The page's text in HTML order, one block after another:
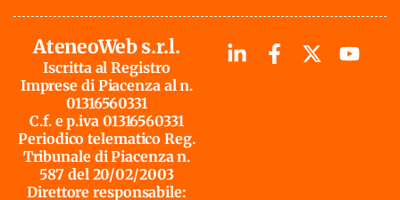
AteneoWeb s.r.l.
Iscritta al Registro
Imprese di Piacenza al n.
01316560331
C.f. e p.iva 01316560331
Periodico telematico Reg.
Tribunale di Piacenza n.
587 del 20/02/2003
Direttore responsabile: